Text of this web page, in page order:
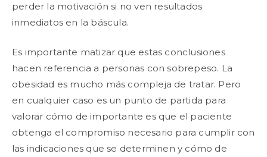
perder la motivación si no ven resultados
inmediatos en la báscula.
Es importante matizar que estas conclusiones
hacen referencia a personas con sobrepeso. La
obesidad es mucho más compleja de tratar. Pero
en cualquier caso es un punto de partida para
valorar cómo de importante es que el paciente
obtenga el compromiso necesario para cumplir con
las indicaciones que se determinen y cómo de